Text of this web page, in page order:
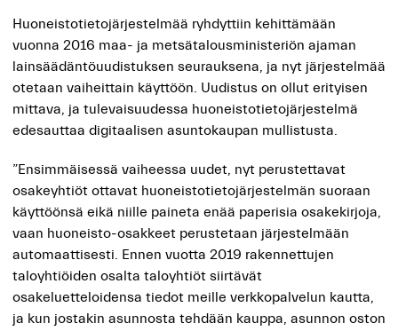
Huoneistotietojärjestelmää ryhdyttiin kehittämään
vuonna 2016 maa- ja metsätalousministeriön ajaman
lainsäädäntöuudistuksen seurauksena, ja nyt järjestelmää
otetaan vaiheittain käyttöön. Uudistus on ollut erityisen
mittava, ja tulevaisuudessa huoneistotietojärjestelmä
edesauttaa digitaalisen asuntokaupan mullistusta.
”Ensimmäisessä vaiheessa uudet, nyt perustettavat
osakeyhtiöt ottavat huoneistotietojärjestelmän suoraan
käyttöönsä eikä niille paineta enää paperisia osakekirjoja,
vaan huoneisto-osakkeet perustetaan järjestelmään
automaattisesti. Ennen vuotta 2019 rakennettujen
taloyhtiöiden osalta taloyhtiöt siirtävät
osakeluetteloidensa tiedot meille verkkopalvelun kautta,
ja kun jostakin asunnosta tehdään kauppa, asunnon oston